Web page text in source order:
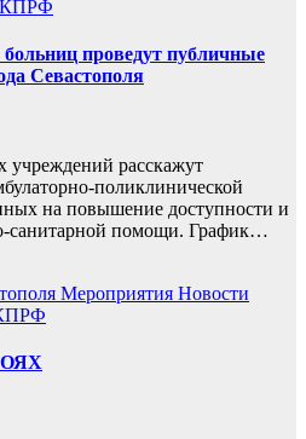
проведут публичные
Севастополя
учреждений расскажут
поликлинической
на повышение доступности и
санитарной помощи. График…
Мероприятия Новости